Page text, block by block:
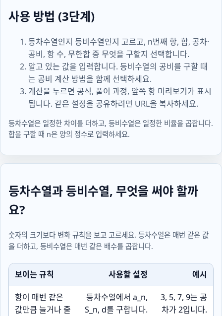
사용 방법 (3단계)
등차수열인지 등비수열인지 고르고, n번째 항, 합, 공차·
공비, 항 수, 무한합 중 무엇을 구할지 선택합니다.
알고 있는 값을 입력합니다. 등비수열의 공비를 구할 때
는 공비 계산 방법을 함께 선택하세요.
계산을 누르면 공식, 풀이 과정, 앞쪽 항 미리보기가 표시
됩니다. 같은 설정을 공유하려면 URL을 복사하세요.
등차수열은 일정한 차이를 더하고, 등비수열은 일정한 비율을 곱합니다.
합을 구할 때 n은 양의 정수로 입력하세요.
등차수열과 등비수열, 무엇을 써야 할까
요?
숫자의 크기보다 변화 규칙을 보고 고르세요. 등차수열은 매번 같은 값
을 더하고, 등비수열은 매번 같은 배수를 곱합니다.
보이는 규칙 사용할 설정 예시
항이 매번 같은
값만큼 늘거나 줄
등차수열에서 a_n,
S_n, d를 구합니다.
3, 5, 7, 9는 공
차가 2입니다.